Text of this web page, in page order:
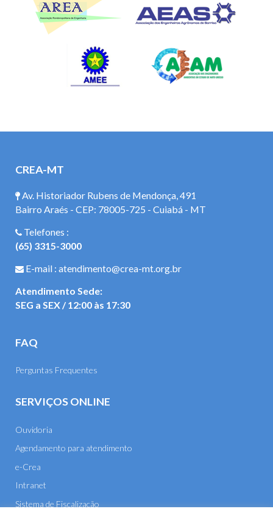
CREA-MT
Av. Historiador Rubens de Mendonça, 491
Bairro Araés - CEP: 78005-725 - Cuiabá - MT
Telefones :
(65) 3315-3000
E-mail : atendimento@crea-mt.org.br
Atendimento Sede:
SEG a SEX / 12:00 às 17:30
FAQ
Perguntas Frequentes
SERVIÇOS ONLINE
Ouvidoria
Agendamento para atendimento
e-Crea
Intranet
Sistema de Fiscalização